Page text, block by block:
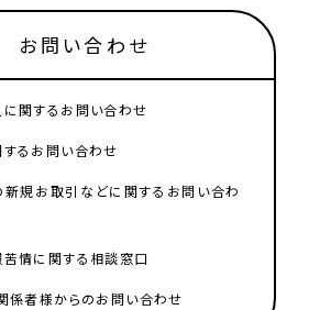
お問い合わせ
関するお問い合わせ
るお問い合わせ
規お取引などに関するお問い合わ
情に関する相談窓口
係者様からのお問い合わせ